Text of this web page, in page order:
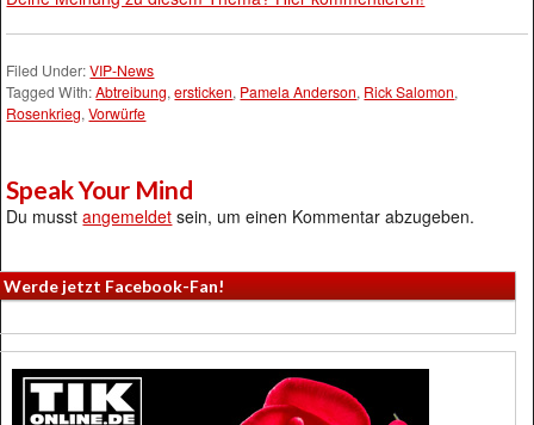
Filed Under:VIP-News
Tagged With:Abtreibung,ersticken, Pamela Anderson, Rick Salomon,
Rosenkrieg,Vorwürfe
Speak Your Mind
Du musstangemeldet sein, um einen Kommentar abzugeben.
Werde jetzt Facebook-Fan!